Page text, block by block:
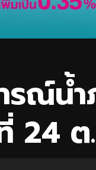
รณ์น้
24